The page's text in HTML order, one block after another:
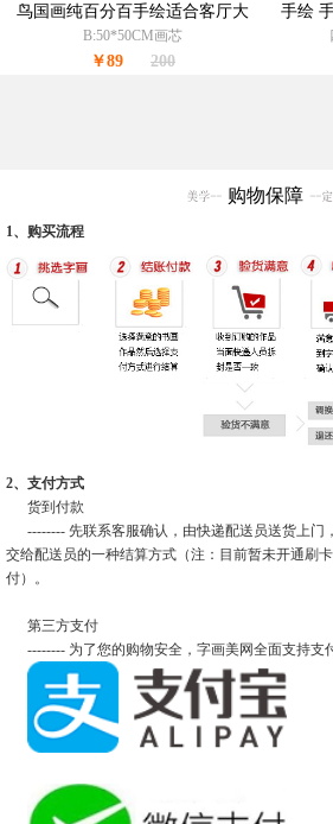
鸟国画纯百分百手绘适合客厅大
堂挂画实木框三联画
B:50*50CM画芯
￥89 200
手绘
购物保障
1、购买流程
2、支付方式
货到付款
-------- 先联系客服确认，由快递配送员送货上门
交给配送员的一种结算方式（注：目前暂未开通刷
付）。
第三方支付
-------- 为了您的购物安全，字画美网全面支持支